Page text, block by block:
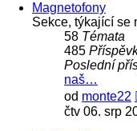
Magnetofony
Sekce, týkající se
58 Témata
485
Poslední
naš…
od monte22
čtv 06. srp